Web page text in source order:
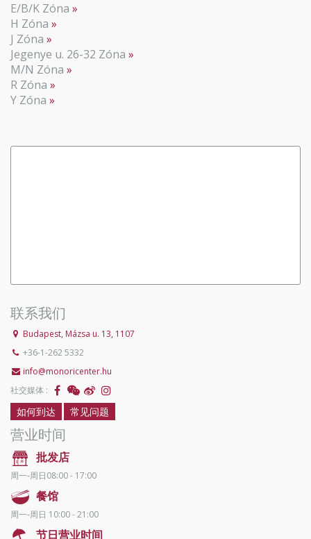
E/B/K Zóna
H Zóna
J Zóna
Jegenye u. 26-32 Zóna
M/N Zóna
R Zóna
Y Zóna
联系我们
Budapest, Mázsa u. 13, 1107
+36-1-262 5332
info@monoricenter.hu
社交媒体 :
如何到达 常见问题
营业时间
批发店
周一-周日08:00 - 17:00
餐馆
周一-周日 10:00 - 21:00
节日营业时间